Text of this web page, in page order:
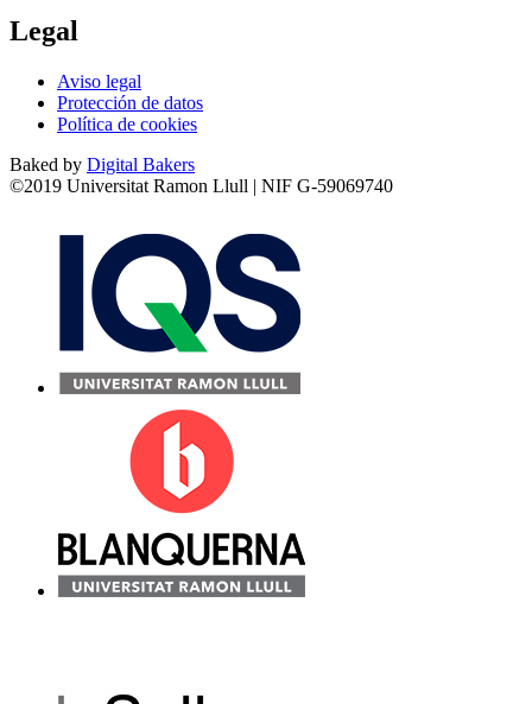
Legal
Aviso legal
Protección de datos
Política de cookies
Baked by Digital Bakers
©2019 Universitat Ramon Llull | NIF G-59069740